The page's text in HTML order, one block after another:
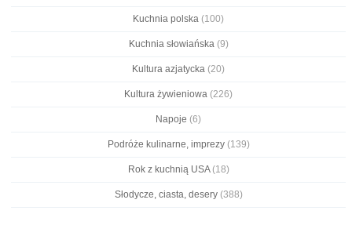
Kuchnia polska (100)
Kuchnia słowiańska (9)
Kultura azjatycka (20)
Kultura żywieniowa (226)
Napoje (6)
Podróże kulinarne, imprezy(139)
Rok z kuchnią USA(18)
Słodycze, ciasta, desery(388)